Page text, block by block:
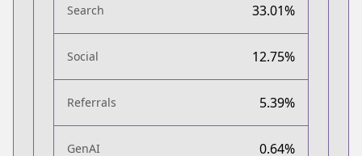
Search 33.01%
Social 12.75%
Referrals 5.39%
GenAI 0.64%